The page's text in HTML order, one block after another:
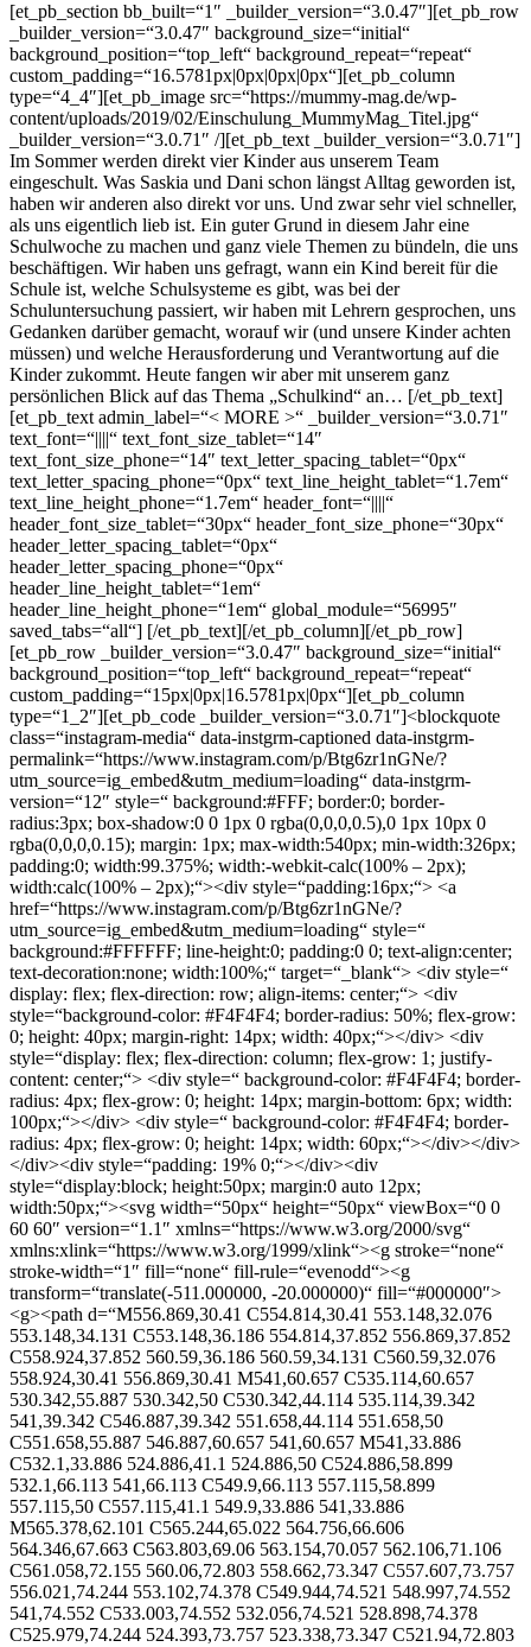
[et_pb_section bb_built=“1″ _builder_version=“3.0.47″][et_pb_row
_builder_version=“3.0.47″ background_size=“initial“
background_position=“top_left“ background_repeat=“repeat“
custom_padding=“16.5781px|0px|0px|0px“][et_pb_column
type=“4_4″][et_pb_image src=“https://mummy-mag.de/wp-
content/uploads/2019/02/Einschulung_MummyMag_Titel.jpg“
_builder_version=“3.0.71″ /][et_pb_text _builder_version=“3.0.71″]
Im Sommer werden direkt vier Kinder aus unserem Team
eingeschult. Was Saskia und Dani schon längst Alltag geworden ist,
haben wir anderen also direkt vor uns. Und zwar sehr viel schneller,
als uns eigentlich lieb ist. Ein guter Grund in diesem Jahr eine
Schulwoche zu machen und ganz viele Themen zu bündeln, die uns
beschäftigen. Wir haben uns gefragt, wann ein Kind bereit für die
Schule ist, welche Schulsysteme es gibt, was bei der
Schuluntersuchung passiert, wir haben mit Lehrern gesprochen, uns
Gedanken darüber gemacht, worauf wir (und unsere Kinder achten
müssen) und welche Herausforderung und Verantwortung auf die
Kinder zukommt. Heute fangen wir aber mit unserem ganz
persönlichen Blick auf das Thema „Schulkind“ an… [/et_pb_text]
[et_pb_text admin_label=“< MORE >“ _builder_version=“3.0.71″
text_font=“||||“ text_font_size_tablet=“14″
text_font_size_phone=“14″ text_letter_spacing_tablet=“0px“
text_letter_spacing_phone=“0px“ text_line_height_tablet=“1.7em“
text_line_height_phone=“1.7em“ header_font=“||||“
header_font_size_tablet=“30px“ header_font_size_phone=“30px“
header_letter_spacing_tablet=“0px“
header_letter_spacing_phone=“0px“
header_line_height_tablet=“1em“
header_line_height_phone=“1em“ global_module=“56995″
saved_tabs=“all“] [/et_pb_text][/et_pb_column][/et_pb_row]
[et_pb_row _builder_version=“3.0.47″ background_size=“initial“
background_position=“top_left“ background_repeat=“repeat“
custom_padding=“15px|0px|16.5781px|0px“][et_pb_column
type=“1_2″][et_pb_code _builder_version=“3.0.71″]<blockquote
class=“instagram-media“ data-instgrm-captioned data-instgrm-
permalink=“https://www.instagram.com/p/Btg6zr1nGNe/?
utm_source=ig_embed&utm_medium=loading“ data-instgrm-
version=“12″ style=“ background:#FFF; border:0; border-
radius:3px; box-shadow:0 0 1px 0 rgba(0,0,0,0.5),0 1px 10px 0
rgba(0,0,0,0.15); margin: 1px; max-width:540px; min-width:326px;
padding:0; width:99.375%; width:-webkit-calc(100% – 2px);
width:calc(100% – 2px);“><div style=“padding:16px;“> <a
href=“https://www.instagram.com/p/Btg6zr1nGNe/?
utm_source=ig_embed&utm_medium=loading“ style=“
background:#FFFFFF; line-height:0; padding:0 0; text-align:center;
text-decoration:none; width:100%;“ target=“_blank“> <div style=“
display: flex; flex-direction: row; align-items: center;“> <div
style=“background-color: #F4F4F4; border-radius: 50%; flex-grow:
0; height: 40px; margin-right: 14px; width: 40px;“></div> <div
style=“display: flex; flex-direction: column; flex-grow: 1; justify-
content: center;“> <div style=“ background-color: #F4F4F4; border-
radius: 4px; flex-grow: 0; height: 14px; margin-bottom: 6px; width:
100px;“></div> <div style=“ background-color: #F4F4F4; border-
radius: 4px; flex-grow: 0; height: 14px; width: 60px;“></div></div>
</div><div style=“padding: 19% 0;“></div><div
style=“display:block; height:50px; margin:0 auto 12px;
width:50px;“><svg width=“50px“ height=“50px“ viewBox=“0 0
60 60″ version=“1.1″ xmlns=“https://www.w3.org/2000/svg“
xmlns:xlink=“https://www.w3.org/1999/xlink“><g stroke=“none“
stroke-width=“1″ fill=“none“ fill-rule=“evenodd“><g
transform=“translate(-511.000000, -20.000000)“ fill=“#000000″>
<g><path d=“M556.869,30.41 C554.814,30.41 553.148,32.076
553.148,34.131 C553.148,36.186 554.814,37.852 556.869,37.852
C558.924,37.852 560.59,36.186 560.59,34.131 C560.59,32.076
558.924,30.41 556.869,30.41 M541,60.657 C535.114,60.657
530.342,55.887 530.342,50 C530.342,44.114 535.114,39.342
541,39.342 C546.887,39.342 551.658,44.114 551.658,50
C551.658,55.887 546.887,60.657 541,60.657 M541,33.886
C532.1,33.886 524.886,41.1 524.886,50 C524.886,58.899
532.1,66.113 541,66.113 C549.9,66.113 557.115,58.899
557.115,50 C557.115,41.1 549.9,33.886 541,33.886
M565.378,62.101 C565.244,65.022 564.756,66.606
564.346,67.663 C563.803,69.06 563.154,70.057 562.106,71.106
C561.058,72.155 560.06,72.803 558.662,73.347 C557.607,73.757
556.021,74.244 553.102,74.378 C549.944,74.521 548.997,74.552
541,74.552 C533.003,74.552 532.056,74.521 528.898,74.378
C525.979,74.244 524.393,73.757 523.338,73.347 C521.94,72.803